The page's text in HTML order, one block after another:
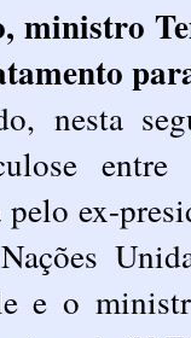
ministro
nesta
ex-
e o